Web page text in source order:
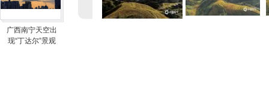
广西南宁天空出
现“丁达尔”景观